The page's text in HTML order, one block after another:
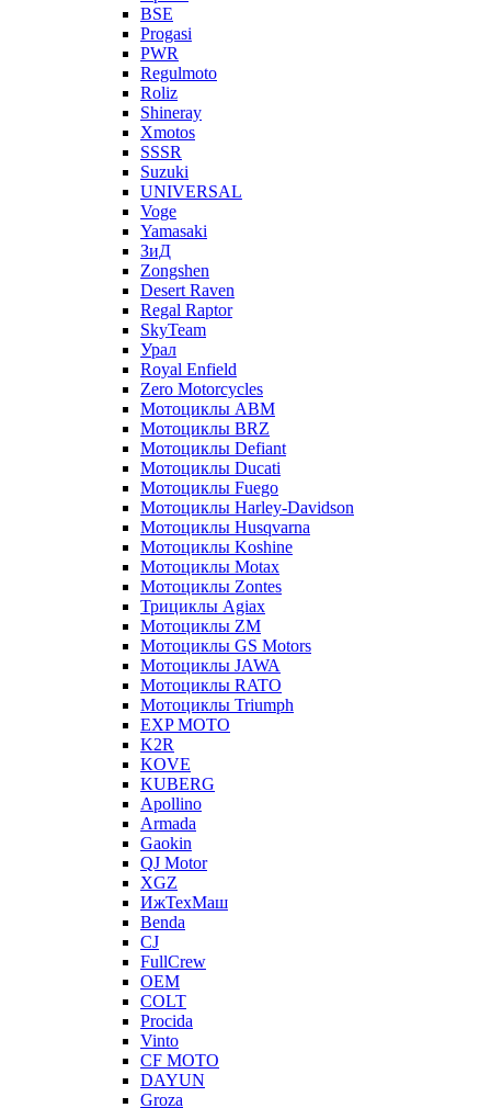
BSE
Progasi
PWR
Regulmoto
Roliz
Shineray
Xmotos
SSSR
Suzuki
UNIVERSAL
Voge
Yamasaki
ЗиД
Zongshen
Desert Raven
Regal Raptor
SkyTeam
Урал
Royal Enfield
Zero Motorcycles
Мотоциклы ABM
Мотоциклы BRZ
Мотоциклы Defiant
Мотоциклы Ducati
Мотоциклы Fuego
Мотоциклы Harley-Davidson
Мотоциклы Husqvarna
Мотоциклы Koshine
Мотоциклы Motax
Мотоциклы Zontes
Трициклы Agiax
Мотоциклы ZM
Мотоциклы GS Motors
Мотоциклы JAWA
Мотоциклы RATO
Мотоциклы Triumph
EXP MOTO
K2R
KOVE
KUBERG
Apollino
Armada
Gaokin
QJ Motor
XGZ
ИжТехМаш
Benda
CJ
FullCrew
OEM
COLT
Procida
Vinto
CF MOTO
DAYUN
Groza